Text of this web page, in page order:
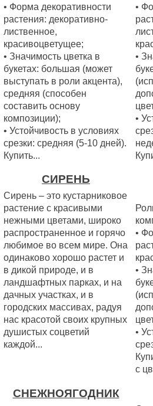
• Форма декоративности
растения: декоративно-
лиственное,
красивоцветущее;
• Значимость цветка в
букетах: большая (может
выступать в роли акцента),
средняя (способен
составить основу
композиции);
• Устойчивость в условиях
срезки: средняя (5-10 дней).
Купить...
•
•
•
СИРЕНЬ
Сирень – это кустарниковое
растение с красивыми
нежными цветами, широко
распространенное и горячо
любимое во всем мире. Она
одинаково хорошо растет и
в дикой природе, и в
ландшафтных парках, и на
дачных участках, и в
городских массивах, радуя
нас красотой своих крупных
душистых соцветий
каждой...
•
•
•
с
СНЕЖНОЯГОДНИК